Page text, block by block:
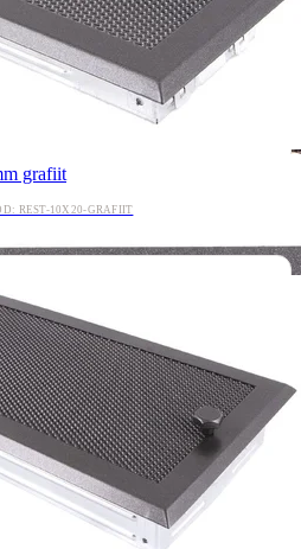
grafiit
REST-10X20-GRAFIIT